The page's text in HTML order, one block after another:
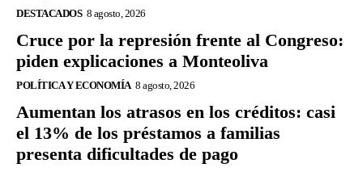
DESTACADOS 8 agosto, 2026
Cruce por la represión frente al Congreso:
piden explicaciones a Monteoliva
POLÍTICA Y ECONOMÍA 8 agosto, 2026
Aumentan los atrasos en los créditos: casi
el 13% de los préstamos a familias
presenta dificultades de pago